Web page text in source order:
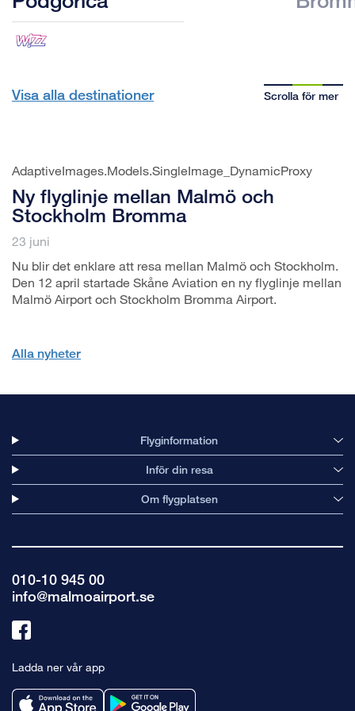
Visa alla destinationer Scrolla för mer
AdaptiveImages.Models.SingleImage_DynamicProxy
Ny flyglinje mellan Malmö och
Stockholm Bromma
23 juni
Nu blir det enklare att resa mellan Malmö och Stockholm.
Den 12 april startade Skåne Aviation en ny flyglinje mellan
Malmö Airport och Stockholm Bromma Airport.
Alla nyheter
Flyginformation
Inför din resa
Om flygplatsen
010-10 945 00
info@malmoairport.se
facebook
Ladda ner vår app